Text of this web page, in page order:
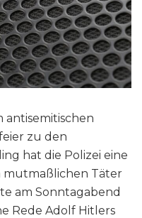
antisemitischen
zu den
hat die Polizei eine
mutmaßlichen Täter
am Sonntagabend
Rede Adolf Hitlers